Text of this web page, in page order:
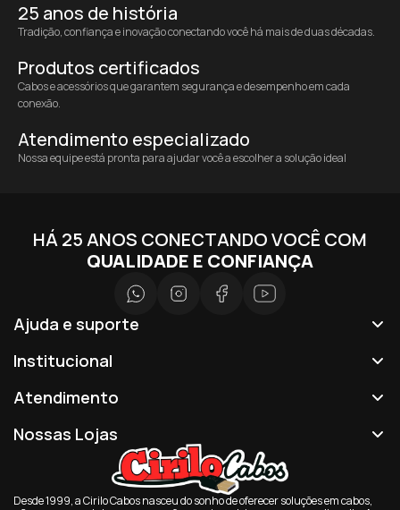
25 anos de história
Tradição, confiança e inovação conectando você há mais de duas décadas.
Produtos certificados
Cabos e acessórios que garantem segurança e desempenho em cada
conexão.
Atendimento especializado
Nossa equipe está pronta para ajudar você a escolher a solução ideal
HÁ 25 ANOS CONECTANDO VOCÊ COM
QUALIDADE E CONFIANÇA
Ajuda e suporte
Institucional
Atendimento
Nossas Lojas
Desde 1999, a Cirilo Cabos nasceu do sonho de oferecer soluções em cabos,